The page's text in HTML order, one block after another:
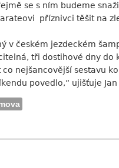
se s ním budeme
příznivci těšit na
v českém jezdeckém
tři dostihové dny
co nejšancovější
povedlo,“ ujišťuje Jan